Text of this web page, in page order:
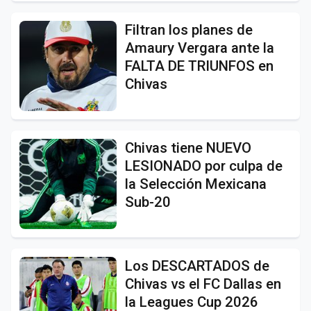
Filtran los planes de
Amaury Vergara ante la
FALTA DE TRIUNFOS en
Chivas
Chivas tiene NUEVO
LESIONADO por culpa de
la Selección Mexicana
Sub-20
Los DESCARTADOS de
Chivas vs el FC Dallas en
la Leagues Cup 2026